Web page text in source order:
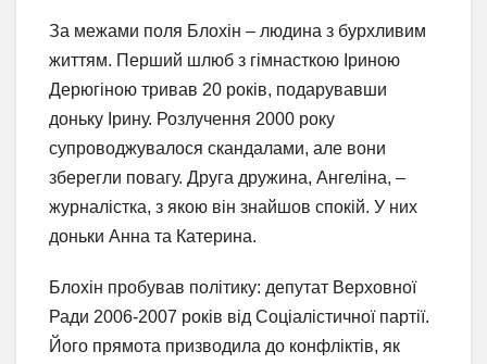
За межами поля Блохін – людина з бурхливим
життям. Перший шлюб з гімнасткою Іриною
Дерюгіною тривав 20 років, подарувавши
доньку Ірину. Розлучення 2000 року
супроводжувалося скандалами, але вони
зберегли повагу. Друга дружина, Ангеліна, –
журналістка, з якою він знайшов спокій. У них
доньки Анна та Катерина.
Блохін пробував політику: депутат Верховної
Ради 2006-2007 років від Соціалістичної партії.
Його прямота призводила до конфліктів, як